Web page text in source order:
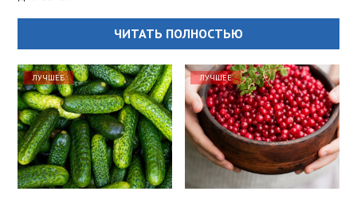
ЧИТАТЬ ПОЛНОСТЬЮ
ЛУЧШЕЕ ЛУЧШЕЕ